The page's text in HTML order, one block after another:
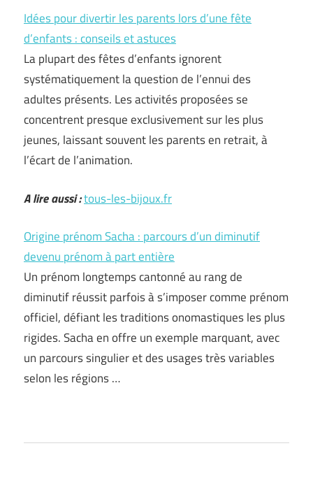
Idées pour divertir les parents lors d’une fête
d’enfants : conseils et astuces
La plupart des fêtes d’enfants ignorent
systématiquement la question de l’ennui des
adultes présents. Les activités proposées se
concentrent presque exclusivement sur les plus
jeunes, laissant souvent les parents en retrait, à
l’écart de l’animation.
A lire aussi :tous-les-bijoux.fr
Origine prénom Sacha : parcours d’un diminutif
devenu prénom à part entière
Un prénom longtemps cantonné au rang de
diminutif réussit parfois à s’imposer comme prénom
officiel, défiant les traditions onomastiques les plus
rigides. Sacha en offre un exemple marquant, avec
un parcours singulier et des usages très variables
selon les régions …